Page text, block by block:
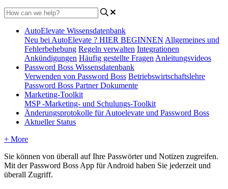
AutoElevate Wissensdatenbank
Neu bei AutoElevate ? HIER BEGINNEN Allgemeines und
Fehlerbehebung Regeln verwalten Integrationen
Ankündigungen Häufig gestellte Fragen Anleitungsvideos
Password Boss Wissensdatenbank
Verwenden von Password Boss Betriebswirtschaftslehre
Password Boss Partner Dokumente
Marketing-Toolkit
MSP -Marketing- und Schulungs-Toolkit
Änderungsprotokolle für Autoelevate und Password Boss
Aktueller Status
+ More
Sie können von überall auf Ihre Passwörter und Notizen zugreifen.
Mit der Password Boss App für Android haben Sie jederzeit und
überall Zugriff.